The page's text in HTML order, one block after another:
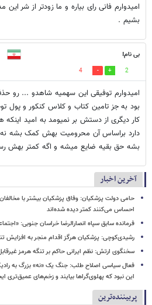
امیدوارم فانی رای بیاره و ما زودتر از شر
بشیم .
بی نام!
2
4
امیدوارم توفیقی این سهمیه شاهدو ... رو
بود به جز تامین کتاب و کلاس کنکور و پول
کار دیگری از دستش بر نمیومد به امید
دارد براساس آن محرومیت بهش کمک بشه نه
بشه حق بقیه ضایع میشه و اگه کمتر
آخرین اخبار
حامی دولت پزشکیان: وفاق پزشکیان بیشتر با
احساس می‌کنند کمتر دیده شده‌اند
فرمانده سابق سپاه انصارالرضا خراسان جنوبی:
رشیدی‌کوچی: پزشکیان هرگز اقدام منجر به افزایش
سخنگوی ارتش: نظم ایرانی حاکم بر تنگه هرمز
این نبود که پهلوی‌گراها بیایند و زخم‌های عمیق‌تری
پربیننده‌ترین